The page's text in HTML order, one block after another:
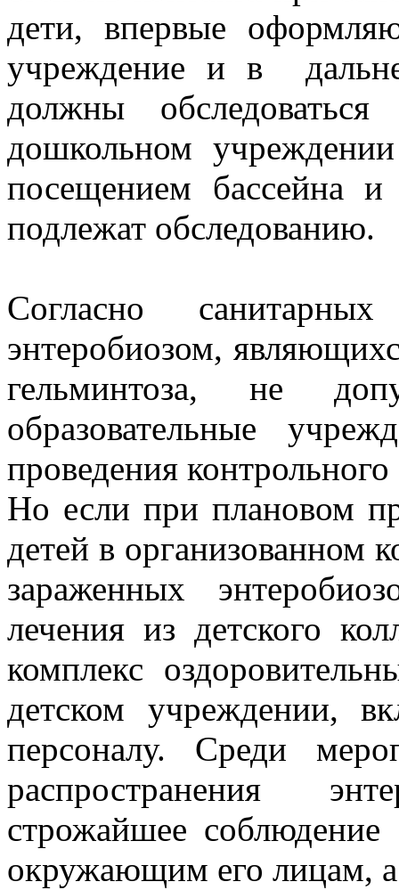
дети, впервые
учреждение и в
должны
дошкольном
посещением бассейна
подлежат обследованию.
Согласно
энтеробиозом,
гельминтоза, не
образовательные
проведения
Но если при плановом
детей в организованном
зараженных
лечения из детского
комплекс
детском учреждении,
персоналу. Среди
распространения
строжайшее
окружающим его лицам,